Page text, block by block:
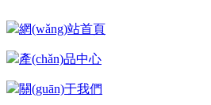
網(wǎng)站首頁
產(chǎn)品中心
關(guān)于我們